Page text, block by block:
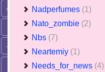
Nadperfumes (1)
Nato_zombie (2)
Nbs (7)
Neartemiy (1)
Needs_for_news (4)